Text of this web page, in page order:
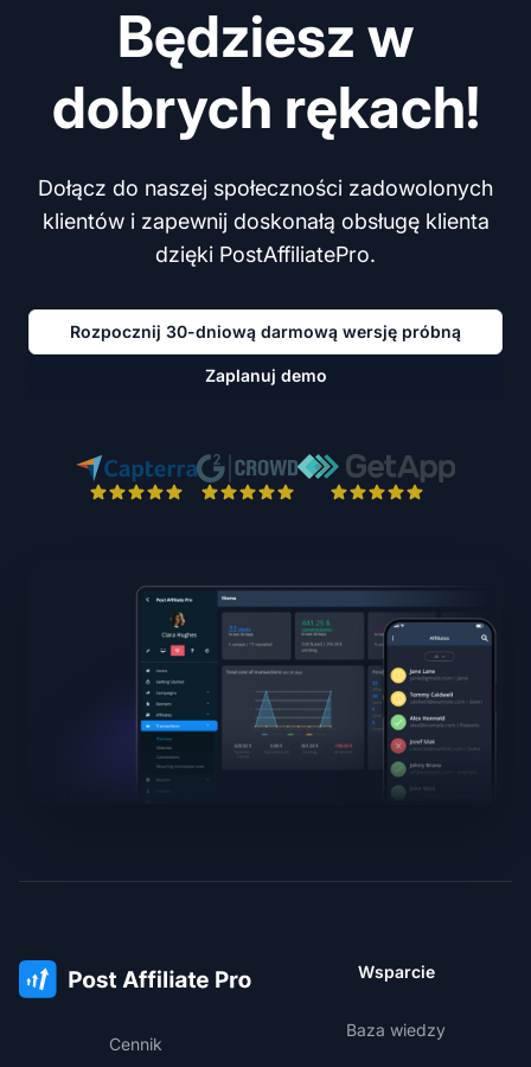
Będziesz w
dobrych rękach!
Dołącz do naszej społeczności zadowolonych
klientów i zapewnij doskonałą obsługę klienta
dzięki PostAffiliatePro.
Rozpocznij 30-dniową darmową wersję próbną
Zaplanuj demo
Cennik
Wsparcie
Baza wiedzy